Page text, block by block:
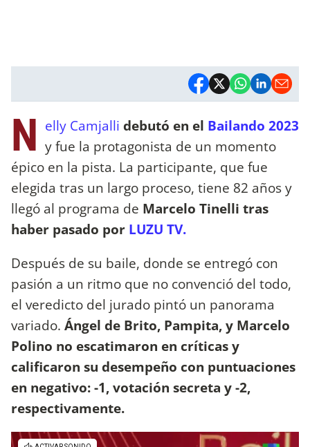
N elly Camjalli debutó en el Bailando 2023
y fue la protagonista de un momento
épico en la pista. La participante, que fue
elegida tras un largo proceso, tiene 82 años y
llegó al programa de Marcelo Tinelli tras
haber pasado por LUZU TV.
Después de su baile, donde se entregó con
pasión a un ritmo que no convenció del todo,
el veredicto del jurado pintó un panorama
variado. Ángel de Brito, Pampita, y Marcelo
Polino no escatimaron en críticas y
calificaron su desempeño con puntuaciones
en negativo: -1, votación secreta y -2,
respectivamente.